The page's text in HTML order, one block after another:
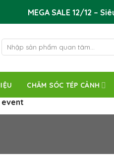
MEGA SALE 12/12 –
kiếm:
CHĂM SÓC TÉP CẢNH
event